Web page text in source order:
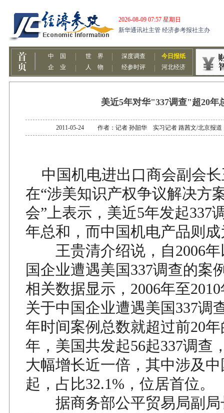
美近5年对华"337调查"超20年
2011-05-24 作者：记者 孙韶华 实习记者 路茜文/北京报
中国机电进出口商会副会长
在“涉美知识产权争议解决方
会”上表示，美近5年发起337
年总和，而中国机电产品则成
王贵清介绍说，自2006年
国企业遭遇美国337调查的案
相关数据显示，2006年至
关于中国企业遭遇美国337调
年时间案例总数就超过前20年
年，美国共发起56起337调查
大幅增长近一倍，其中涉及
起，占比32.1%，位居首位。
据商务部公平贸易局副局